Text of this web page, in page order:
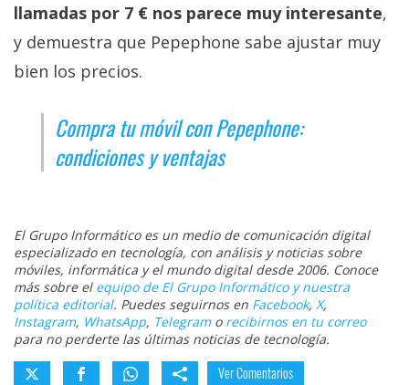
llamadas por 7 € nos parece muy interesante,
y demuestra que Pepephone sabe ajustar muy
bien los precios.
Compra tu móvil con Pepephone:
condiciones y ventajas
El Grupo Informático es un medio de comunicación digital
especializado en tecnología, con análisis y noticias sobre
móviles, informática y el mundo digital desde 2006. Conoce
más sobre el equipo de El Grupo Informático y nuestra
política editorial. Puedes seguirnos en Facebook, X,
Instagram, WhatsApp, Telegramo recibirnos en tu correo
para no perderte las últimas noticias de tecnología.
Ver Comentarios